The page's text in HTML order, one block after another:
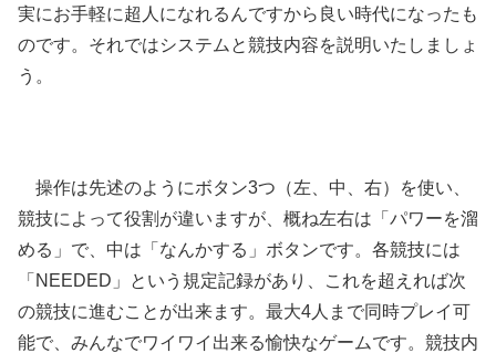
実にお手軽に超人になれるんですから良い時代になったも
のです。それではシステムと競技内容を説明いたしましょ
う。
操作は先述のようにボタン3つ（左、中、右）を使い、
競技によって役割が違いますが、概ね左右は「パワーを溜
める」で、中は「なんかする」ボタンです。各競技には
「NEEDED」という規定記録があり、これを超えれば次
の競技に進むことが出来ます。最大4人まで同時プレイ可
能で、みんなでワイワイ出来る愉快なゲームです。競技内